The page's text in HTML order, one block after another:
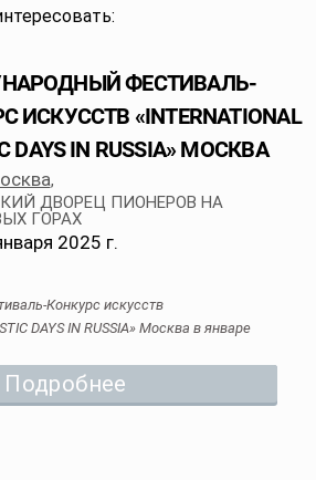
ФЕСТИВАЛЬ-
ИСКУССТВ «INTERNATIONAL
DAYS IN RUSSIA» МОСКВА
,
ДВОРЕЦ ПИОНЕРОВ НА
ГОРАХ
2025 г.
Конкурс искусств
DAYS IN RUSSIA» Москва в январе
Подробнее